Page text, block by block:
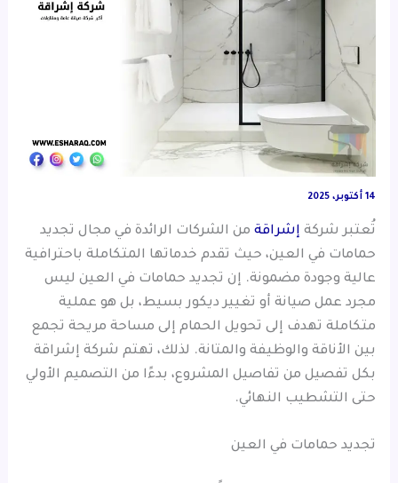
14 أكتوبر، 2025
تُعتبر شركة إشراقة من الشركات الرائدة في مجال تجديد
حمامات في العين، حيث تقدم خدماتها المتكاملة باحترافية
عالية وجودة مضمونة. إن تجديد حمامات في العين ليس
مجرد عمل صيانة أو تغيير ديكور بسيط، بل هو عملية
متكاملة تهدف إلى تحويل الحمام إلى مساحة مريحة تجمع
بين الأناقة والوظيفة والمتانة. لذلك، تهتم شركة إشراقة
بكل تفصيل من تفاصيل المشروع، بدءًا من التصميم الأولي
حتى التشطيب النهائي.
تجديد حمامات في العين